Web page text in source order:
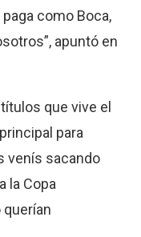
como Boca,
apuntó en
que vive el
para
venís sacando
la Copa